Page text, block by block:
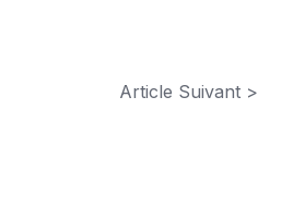
Article Suivant >